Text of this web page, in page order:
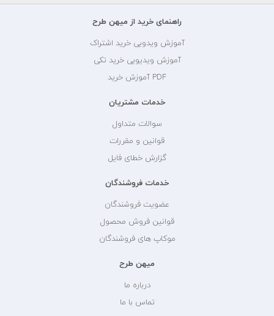
راهنمای خرید از میهن طرح
آموزش ویدویی خرید اشتراک
آموزش ویدیویی خرید تکی
PDF آموزش خرید
خدمات مشتریان
سوالات متداول
قوانین و مقررات
گزارش خطای فایل
خدمات فروشندگان
عضویت فروشندگان
قوانین فروش محصول
موکاپ های فروشندگان
میهن طرح
درباره ما
تماس با ما